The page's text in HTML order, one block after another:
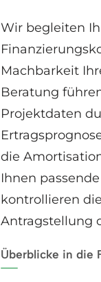
Wir begleiten
Machbarkeit
Beratung
Projektdaten
die
Ihnen
kontrollieren
Antragstellung
Überblicke in die